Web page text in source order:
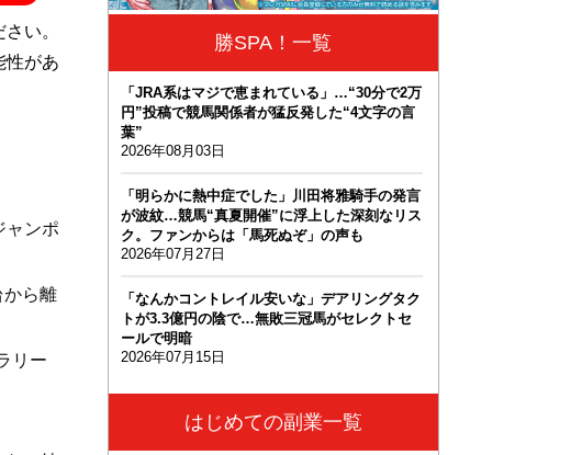
い。
性があ
ャンポ
ら離
リー
勝SPA！一覧
「JRA系はマジで恵まれている」…“30分で2万
円”投稿で競馬関係者が猛反発した“4文字の言
葉”
2026年08月03日
「明らかに熱中症でした」川田将雅騎手の発言
が波紋…競馬“真夏開催”に浮上した深刻なリス
ク。ファンからは「馬死ぬぞ」の声も
2026年07月27日
「なんかコントレイル安いな」デアリングタク
トが3.3億円の陰で…無敗三冠馬がセレクトセ
ールで明暗
2026年07月15日
はじめての副業一覧